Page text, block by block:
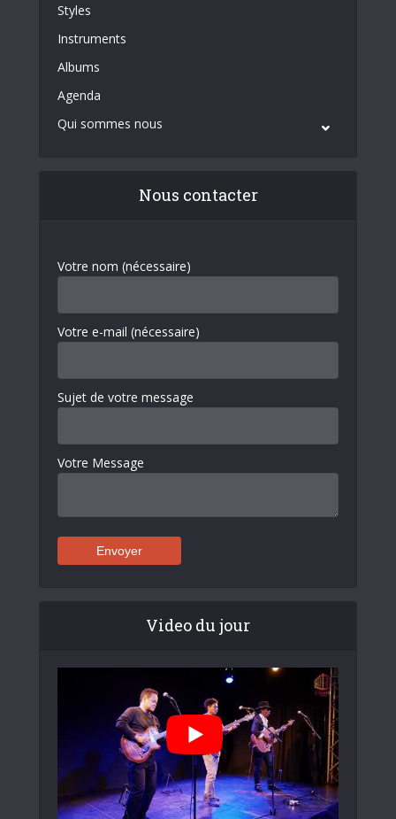
Styles
Instruments
Albums
Agenda
Qui sommes nous
Nous contacter
Votre nom (nécessaire)
Votre e-mail (nécessaire)
Sujet de votre message
Votre Message
Video du jour